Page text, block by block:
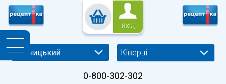
ВХІД
Ківерці
0-800-302-302